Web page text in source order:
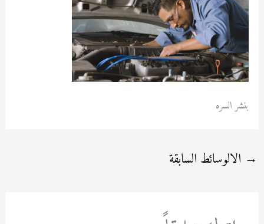
بنشر السره
→ الالوسائط السابقة